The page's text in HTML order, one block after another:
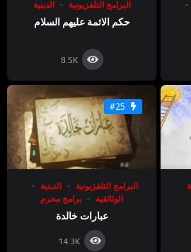
البرامج التلفزيونية الدينية
حكم الائمة عليهم السلام
8.5K
#25
البرامج التلفزيونية
الدينية
الوثائقية
برامج محرم
عبارات خالدة
14.3K